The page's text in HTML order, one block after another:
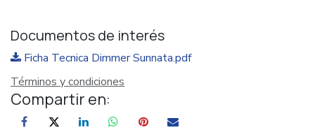
Documentos de interés
Ficha Tecnica Dimmer Sunnata.pdf
Términos y condiciones
Compartir en: